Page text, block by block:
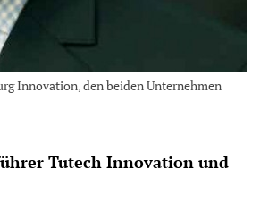
Innovation, den beiden Unternehmen
Tutech Innovation und